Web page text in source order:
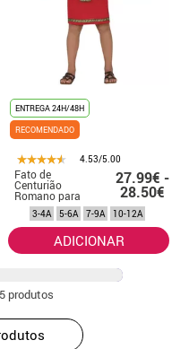
ENTREGA 24H/48H
RECOMENDADO
4.53/5.00
Fato de
Centurião
Romano para
crianças
27.99€ -
28.50€
3-4A 5-6A 7-9A 10-12A
ADICIONAR
produtos